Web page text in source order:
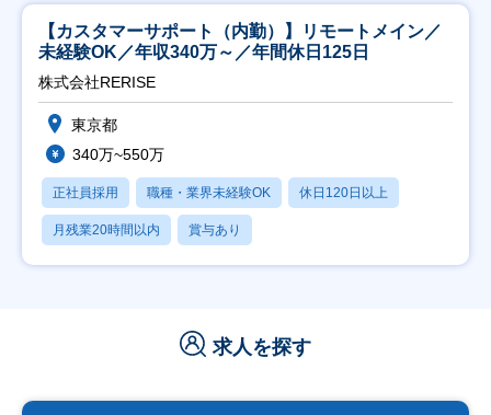
【カスタマーサポート（内勤）】リモートメイン／
未経験OK／年収340万～／年間休日125日
株式会社RERISE
東京都
340万~550万
正社員採用 職種・業界未経験OK 休日120日以上
月残業20時間以内 賞与あり
求人を探す